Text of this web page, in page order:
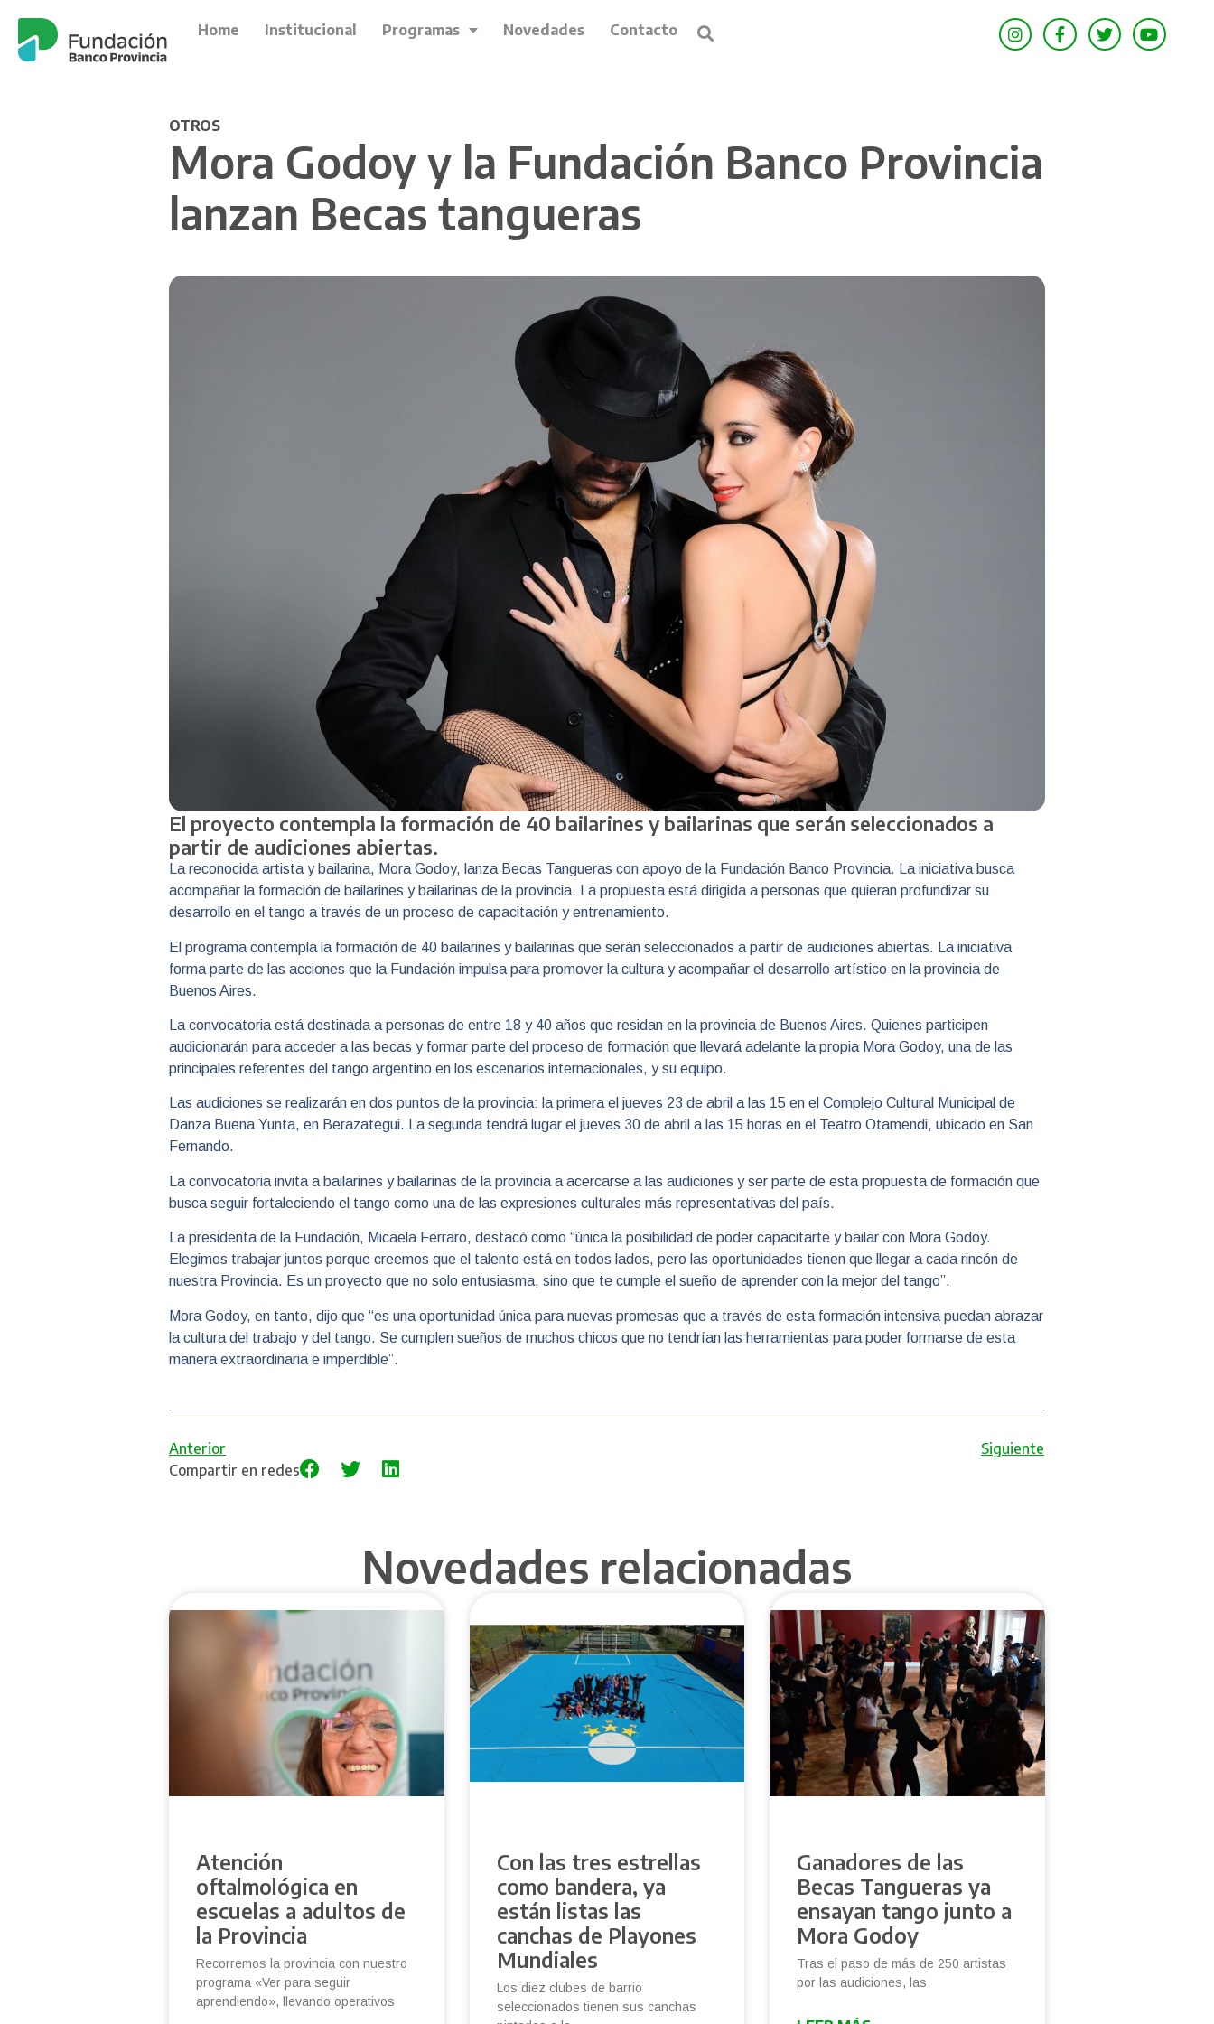
Home Institucional Programas Novedades Contacto
OTROS
Mora Godoy y la Fundación Banco Provincia
lanzan Becas tangueras
El proyecto contempla la formación de 40 bailarines y bailarinas que serán seleccionados a
partir de audiciones abiertas.
La reconocida artista y bailarina, Mora Godoy, lanza Becas Tangueras con apoyo de la Fundación Banco Provincia. La iniciativa busca
acompañar la formación de bailarines y bailarinas de la provincia. La propuesta está dirigida a personas que quieran profundizar su
desarrollo en el tango a través de un proceso de capacitación y entrenamiento.
El programa contempla la formación de 40 bailarines y bailarinas que serán seleccionados a partir de audiciones abiertas. La iniciativa
forma parte de las acciones que la Fundación impulsa para promover la cultura y acompañar el desarrollo artístico en la provincia de
Buenos Aires.
La convocatoria está destinada a personas de entre 18 y 40 años que residan en la provincia de Buenos Aires. Quienes participen
audicionarán para acceder a las becas y formar parte del proceso de formación que llevará adelante la propia Mora Godoy, una de las
principales referentes del tango argentino en los escenarios internacionales, y su equipo.
Las audiciones se realizarán en dos puntos de la provincia: la primera el jueves 23 de abril a las 15 en el Complejo Cultural Municipal de
Danza Buena Yunta, en Berazategui. La segunda tendrá lugar el jueves 30 de abril a las 15 horas en el Teatro Otamendi, ubicado en San
Fernando.
La convocatoria invita a bailarines y bailarinas de la provincia a acercarse a las audiciones y ser parte de esta propuesta de formación que
busca seguir fortaleciendo el tango como una de las expresiones culturales más representativas del país.
La presidenta de la Fundación, Micaela Ferraro, destacó como “única la posibilidad de poder capacitarte y bailar con Mora Godoy.
Elegimos trabajar juntos porque creemos que el talento está en todos lados, pero las oportunidades tienen que llegar a cada rincón de
nuestra Provincia. Es un proyecto que no solo entusiasma, sino que te cumple el sueño de aprender con la mejor del tango”.
Mora Godoy, en tanto, dijo que “es una oportunidad única para nuevas promesas que a través de esta formación intensiva puedan abrazar
la cultura del trabajo y del tango. Se cumplen sueños de muchos chicos que no tendrían las herramientas para poder formarse de esta
manera extraordinaria e imperdible”.
Anterior
Siguiente
Compartir en redes
Novedades relacionadas
Atención
oftalmológica en
escuelas a adultos de
la Provincia
Recorremos la provincia con nuestro
programa «Ver para seguir
aprendiendo», llevando operativos
Con las tres estrellas
como bandera, ya
están listas las
canchas de Playones
Mundiales
Los diez clubes de barrio
seleccionados tienen sus canchas
Ganadores de las
Becas Tangueras ya
ensayan tango junto a
Mora Godoy
Tras el paso de más de 250 artistas
por las audiciones, las